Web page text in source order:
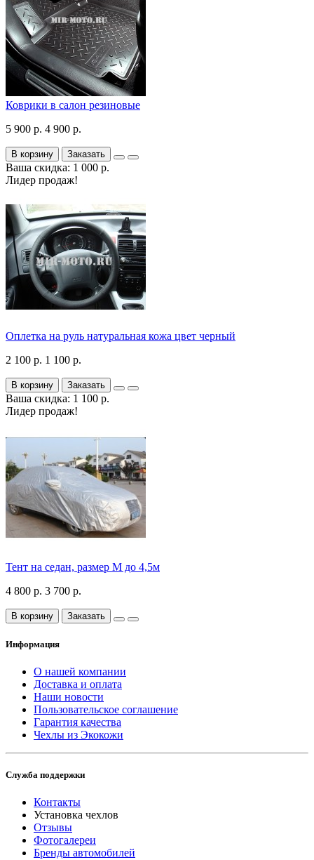
Коврики в салон резиновые
5 900 р. 4 900 р.
В корзину Заказать
Ваша скидка: 1 000 р.
Лидер продаж!
Оплетка на руль натуральная кожа цвет черный
2 100 р. 1 100 р.
В корзину Заказать
Ваша скидка: 1 100 р.
Лидер продаж!
Тент на седан, размер М до 4,5м
4 800 р. 3 700 р.
В корзину Заказать
Информация
О нашей компании
Доставка и оплата
Наши новости
Пользовательское соглашение
Гарантия качества
Чехлы из Экокожи
Служба поддержки
Контакты
Установка чехлов
Отзывы
Фотогалереи
Бренды автомобилей